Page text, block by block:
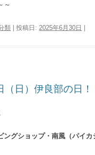
～
類 | 投稿日: 2025年6月30日
（日）伊良部の日！
ングショップ・南風（パイカ